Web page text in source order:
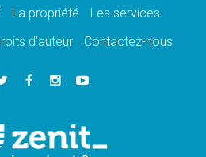
de paix et de dignité humaine»
Pape en Uruguay renforcera
en Ukraine: «Il est inquiétant
Pérou, une lueur d'espoir pour
en quête de paix
La propriété
Les services
d’auteur Contactez-nous